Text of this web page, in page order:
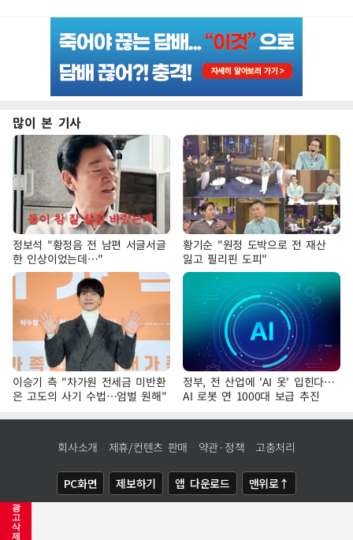
광
고
삭
제
많이 본 기사
정보석 "황정음 전 남편 서글서글
한 인상이었는데…"
황기순 "원정 도박으로 전 재산
잃고 필리핀 도피"
이승기 측 "차가원 전세금 미반환
은 고도의 사기 수법…엄벌 원해"
정부, 전 산업에 'AI 옷' 입힌다…
AI 로봇 연 1000대 보급 추진
회사소개 제휴/컨텐츠 판매 약관·정책 고충처리
PC화면 제보하기 앱 다운로드 맨위로↑